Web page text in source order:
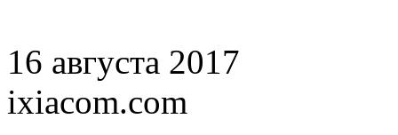
16 августа 2017
ixiacom.com